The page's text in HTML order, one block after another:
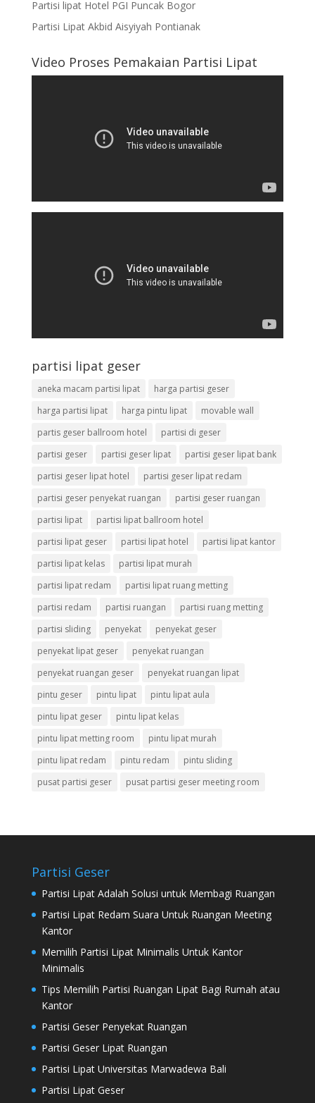
Partisi lipat Hotel PGI Puncak Bogor
Partisi Lipat Akbid Aisyiyah Pontianak
Video Proses Pemakaian Partisi Lipat
partisi lipat geser
aneka macam partisi lipat
harga partisi geser
harga partisi lipat
harga pintu lipat
movable wall
partis geser ballroom hotel
partisi di geser
partisi geser
partisi geser lipat
partisi geser lipat bank
partisi geser lipat hotel
partisi geser lipat redam
partisi geser penyekat ruangan
partisi geser ruangan
partisi lipat
partisi lipat ballroom hotel
partisi lipat geser
partisi lipat hotel
partisi lipat kantor
partisi lipat kelas
partisi lipat murah
partisi lipat redam
partisi lipat ruang metting
partisi redam
partisi ruangan
partisi ruang metting
partisi sliding
penyekat
penyekat geser
penyekat lipat geser
penyekat ruangan
penyekat ruangan geser
penyekat ruangan lipat
pintu geser
pintu lipat
pintu lipat aula
pintu lipat geser
pintu lipat kelas
pintu lipat metting room
pintu lipat murah
pintu lipat redam
pintu redam
pintu sliding
pusat partisi geser
pusat partisi geser meeting room
Partisi Geser
Partisi Lipat Adalah Solusi untuk Membagi Ruangan
Partisi Lipat Redam Suara Untuk Ruangan Meeting
Kantor
Memilih Partisi Lipat Minimalis Untuk Kantor
Minimalis
Tips Memilih Partisi Ruangan Lipat Bagi Rumah atau
Kantor
Partisi Geser Penyekat Ruangan
Partisi Geser Lipat Ruangan
Partisi Lipat Universitas Marwadewa Bali
Partisi Lipat Geser